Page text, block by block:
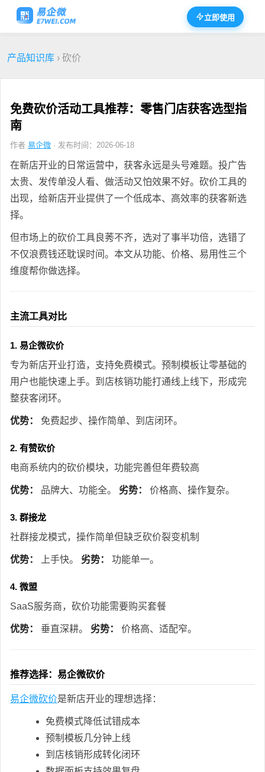
立即使用
产品知识库 › 砍价
免费砍价活动工具推荐：零售门店获客选型指
南
作者 易企微 · 发布时间：2026-06-18
在新店开业的日常运营中，获客永远是头号难题。投广告
太贵、发传单没人看、做活动又怕效果不好。砍价工具的
出现，给新店开业提供了一个低成本、高效率的获客新选
择。
但市场上的砍价工具良莠不齐，选对了事半功倍，选错了
不仅浪费钱还耽误时间。本文从功能、价格、易用性三个
维度帮你做选择。
主流工具对比
1. 易企微砍价
专为新店开业打造，支持免费模式。预制模板让零基础的
用户也能快速上手。到店核销功能打通线上线下，形成完
整获客闭环。
优势： 免费起步、操作简单、到店闭环。
2. 有赞砍价
电商系统内的砍价模块，功能完善但年费较高
优势： 品牌大、功能全。 劣势： 价格高、操作复杂。
3. 群接龙
社群接龙模式，操作简单但缺乏砍价裂变机制
优势： 上手快。 劣势： 功能单一。
4. 微盟
SaaS服务商，砍价功能需要购买套餐
优势： 垂直深耕。 劣势： 价格高、适配窄。
推荐选择：易企微砍价
易企微砍价是新店开业的理想选择：
免费模式降低试错成本
预制模板几分钟上线
到店核销形成转化闭环